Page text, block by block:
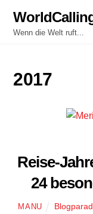
content
Wenn die Welt ruft...
2017
Reise-
24
MANU